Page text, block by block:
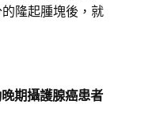
隆起腫塊後，就
期攝護腺癌患者